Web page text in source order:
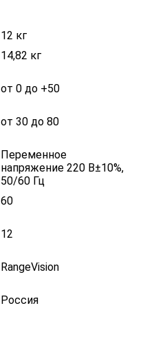
12 кг
14,82 кг
от 0 до +50
от 30 до 80
Переменное
напряжение 220 В±10%,
50/60 Гц
60
12
RangeVision
Россия